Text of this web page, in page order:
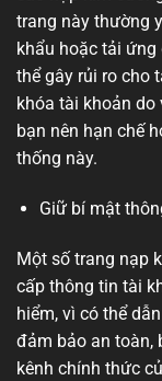
trang này thường
khẩu hoặc tải
thể gây rủi ro cho
khóa tài khoản do
bạn nên hạn chế
thống này.
Giữ bí mật
Một số trang nạp
cấp thông tin tài
hiểm, vì có thể
đảm bảo an toàn,
kênh chính thức